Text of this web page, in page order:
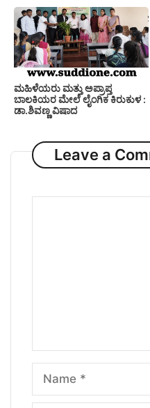
ಮಹಿಳೆಯರು ಮತ್ತು ಅಪ್ರಾಪ್ತ
ಬಾಲಕಿಯರ ಮೇಲೆ ಲೈಂಗಿಕ ಕಿರುಕುಳ :
ಡಾ.ಶಿವಣ್ಣ ವಿಷಾದ
Leave a
Name